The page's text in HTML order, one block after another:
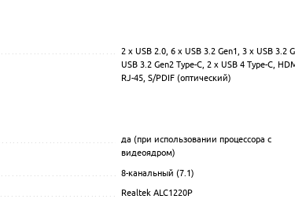
2 x USB 2.0, 6 x USB 3.2 Gen1, 3 x USB 3.2
USB 3.2 Gen2 Type-C, 2 x USB 4 Type-C,
RJ-45, S/PDIF (оптический)
да (при использовании процессора с
видеоядром)
8-канальный (7.1)
Realtek ALC1220P